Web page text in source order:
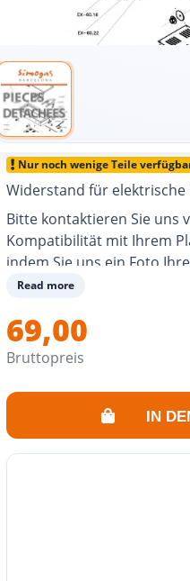
Nur noch wenige Teile
Widerstand für elektrische
Bitte kontaktieren Sie uns
Kompatibilität mit Ihrem
indem Sie uns ein Foto
ohne Deckel, und dessen
Die Montage dieses Teils
Fachmanns.
Read more
69,00
Bruttopreis
IN